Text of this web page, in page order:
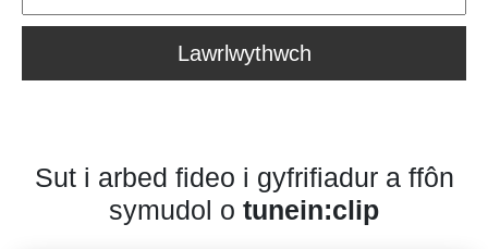
Lawrlwythwch
Sut i arbed fideo i gyfrifiadur a ffôn
symudol o tunein:clip